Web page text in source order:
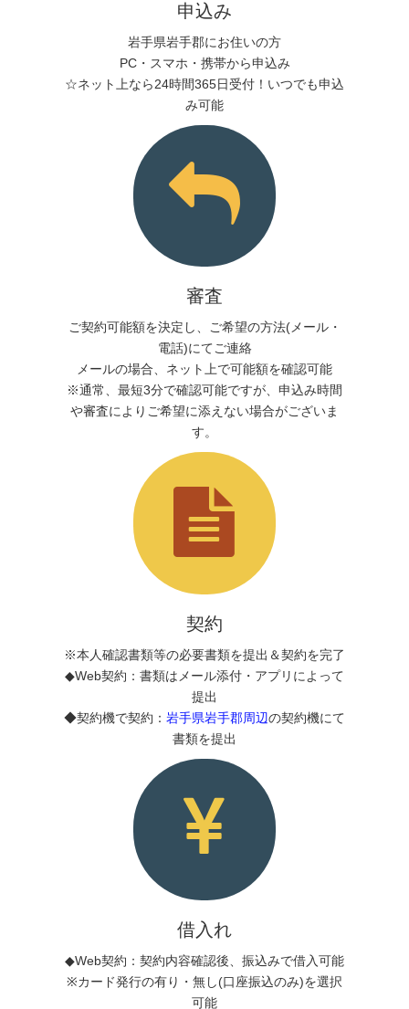
申込み
岩手県岩手郡にお住いの方
PC・スマホ・携帯から申込み
☆ネット上なら24時間365日受付！いつでも申込
み可能
審査
ご契約可能額を決定し、ご希望の方法(メール・
電話)にてご連絡
メールの場合、ネット上で可能額を確認可能
※通常、最短3分で確認可能ですが、申込み時間
や審査によりご希望に添えない場合がございま
す。
契約
※本人確認書類等の必要書類を提出＆契約を完了
◆Web契約：書類はメール添付・アプリによって
提出
◆契約機で契約： 岩手県岩手郡周辺の契約機にて
書類を提出
借入れ
◆Web契約：契約内容確認後、振込みで借入可能
※カード発行の有り・無し(口座振込のみ)を選択
可能